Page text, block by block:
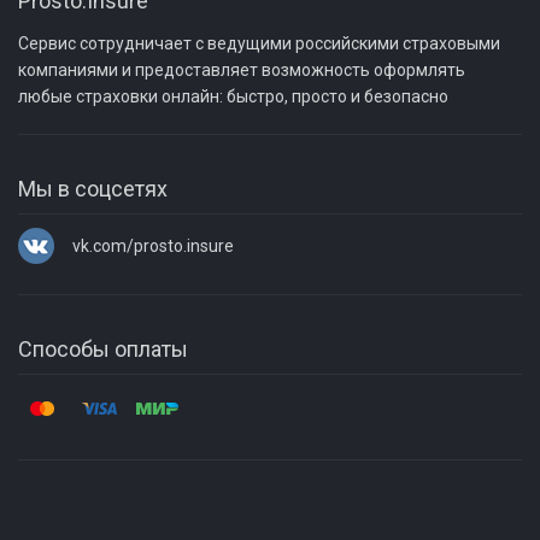
Осаго
Страхование юрлиц
Вакансии
Прессе
Инвесторам
Реквизиты
t.me/prostoinsure
Сервис сотрудничает с ведущими российскими страховыми
компаниями и предоставляет возможность оформлять
любые страховки онлайн: быстро, просто и безопасно
Мы в соцсетях
vk.com/prosto.insure
Способы оплаты